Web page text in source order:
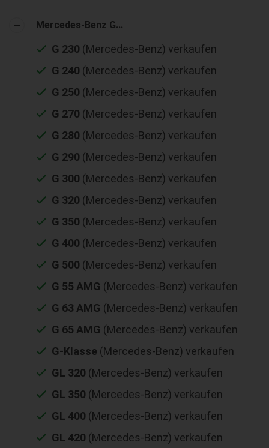
Mercedes-Benz G...
G 230 (Mercedes-Benz) verkaufen
G 240 (Mercedes-Benz) verkaufen
G 250 (Mercedes-Benz) verkaufen
G 270 (Mercedes-Benz) verkaufen
G 280 (Mercedes-Benz) verkaufen
G 290 (Mercedes-Benz) verkaufen
G 300 (Mercedes-Benz) verkaufen
G 320 (Mercedes-Benz) verkaufen
G 350 (Mercedes-Benz) verkaufen
G 400 (Mercedes-Benz) verkaufen
G 500 (Mercedes-Benz) verkaufen
G 55 AMG (Mercedes-Benz) verkaufen
G 63 AMG (Mercedes-Benz) verkaufen
G 65 AMG (Mercedes-Benz) verkaufen
G-Klasse (Mercedes-Benz) verkaufen
GL 320 (Mercedes-Benz) verkaufen
GL 350 (Mercedes-Benz) verkaufen
GL 400 (Mercedes-Benz) verkaufen
GL 420 (Mercedes-Benz) verkaufen